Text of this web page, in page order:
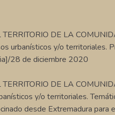
DE LA
urbanísticos y/o
28 de diciembre 2020
DE LA
y/o territoriales.
desde Extremadura